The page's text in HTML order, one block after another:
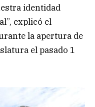
identidad
explicó el
la apertura de
el pasado 1